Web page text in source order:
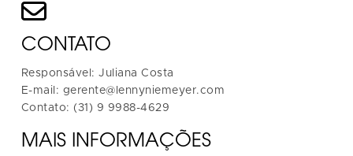
CONTATO
Responsável: Juliana Costa
E-mail: gerente@lennyniemeyer.com
Contato: (31) 9 9988-4629
MAIS INFORMAÇÕES